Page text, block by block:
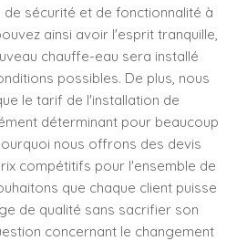
sécurité et de fonctionnalité à
ainsi avoir l'esprit tranquille,
chauffe-eau sera installé
possibles. De plus, nous
le tarif de l'installation de
déterminant pour beaucoup
nous offrons des devis
compétitifs pour l'ensemble de
que chaque client puisse
de qualité sans sacrifier son
concernant le changement